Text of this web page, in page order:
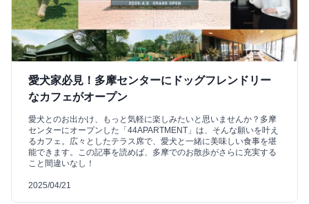
愛犬家必見！多摩センターにドッグフレンドリー
なカフェがオープン
愛犬とのお出かけ、もっと気軽に楽しみたいと思いませんか？多摩
センターにオープンした「44APARTMENT」は、そんな願いを叶え
るカフェ。広々としたテラス席で、愛犬と一緒に美味しい食事を堪
能できます。この記事を読めば、多摩でのお散歩がさらに充実する
こと間違いなし！
2025/04/21